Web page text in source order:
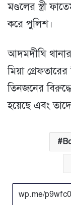
মণ্ডলের স্ত্রী
করে পুলিশ।
আদমদীঘি থানার
মিয়া
তিনজনের
হয়েছে এবং